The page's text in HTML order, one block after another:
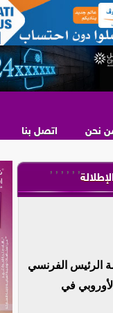
نحن اتصل بنا
,
,
,
,
,
,
الرئيس الفرنسي
في